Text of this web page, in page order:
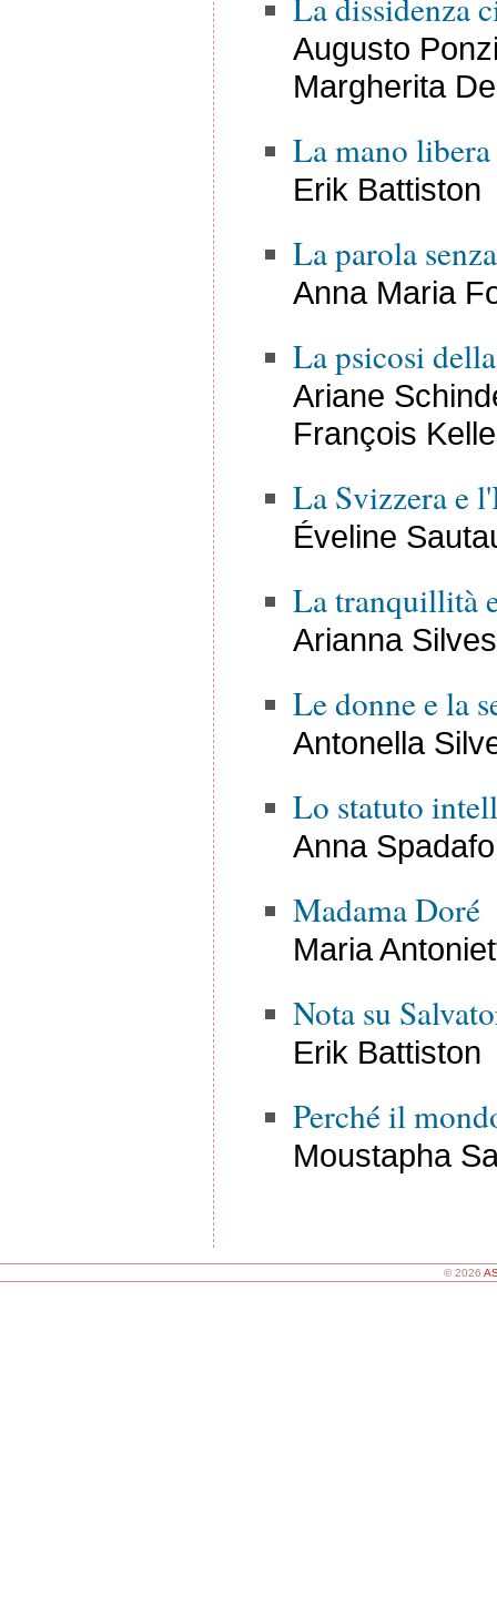
Augusto
Margherita
La mano libera
Erik Battiston
La parola
Anna Maria
La psicosi
Ariane
François
La Svizzera e
Éveline
La tranquillità
Arianna
Le donne e la
Antonella
Lo statuto
Anna
Madama Doré
Maria
Nota su
Erik Battiston
Perché il
Moustapha
© 2026